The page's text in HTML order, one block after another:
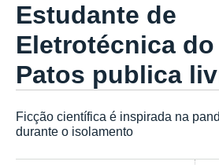
Estudante de
Eletrotécnica do
Patos publica
Ficção científica é inspirada na
durante o isolamento